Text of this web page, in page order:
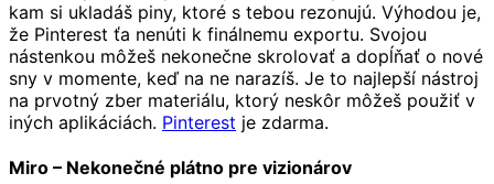
kam si ukladáš piny, ktoré s tebou rezonujú. Výhodou je,
že Pinterest ťa nenúti k finálnemu exportu. Svojou
nástenkou môžeš nekonečne skrolovať a dopĺňať o nové
sny v momente, keď na ne narazíš. Je to najlepší nástroj
na prvotný zber materiálu, ktorý neskôr môžeš použiť v
iných aplikáciách. Pinterest je zdarma.
Miro – Nekonečné plátno pre vizionárov